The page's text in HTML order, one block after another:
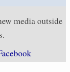
media outside